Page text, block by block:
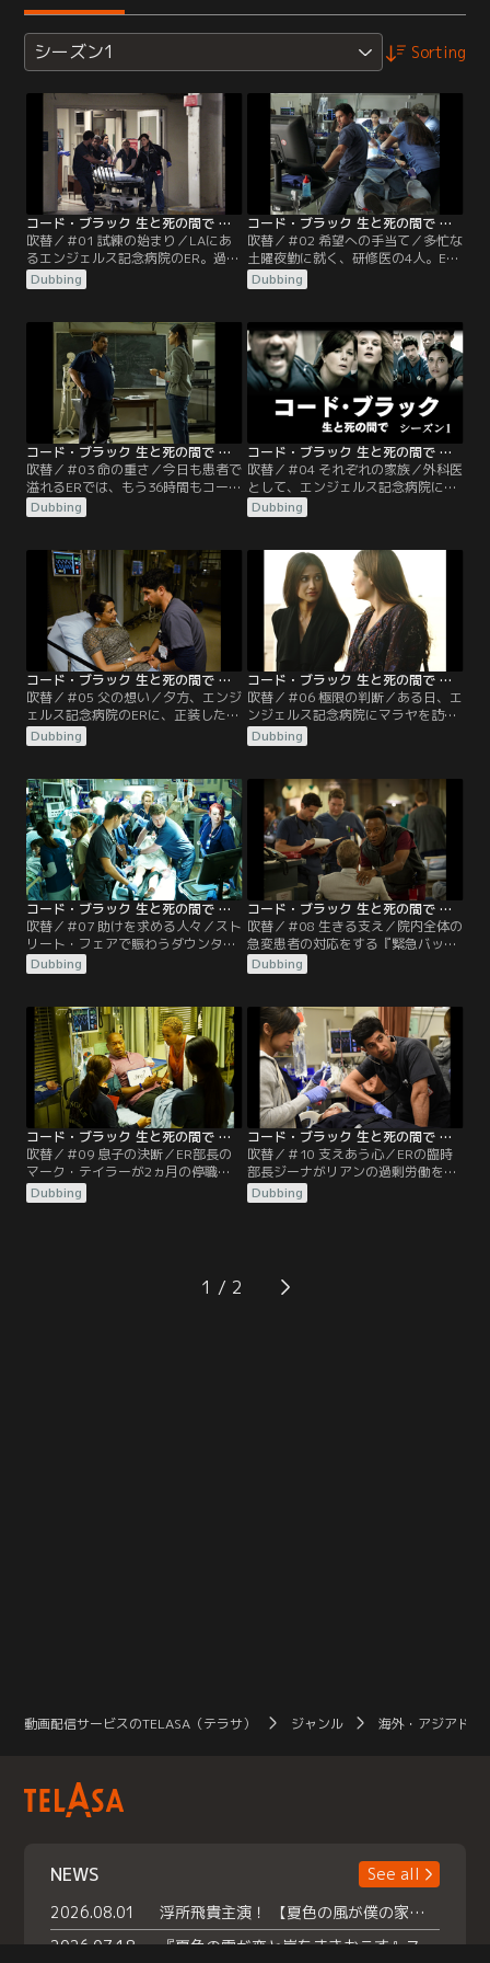
シーズン1 Sorting
コード・ブラック 生と死の間で シーズン1 第01話／吹替
吹替／＃01 試練の始まり／LAにあ
るエンジェルス記念病院のER。過酷
な救急医療現場に、研修医1年目の
新米医師たちがやって来る。研修医
瀕死の患者が到着する。
Dubbing
コード・ブラック 生と死の間で シーズン1 第02話／吹替
吹替／＃02 希望への手当て／多忙な
土曜夜勤に就く、研修医の4人。ER
には早速、車同士の事故で負傷し
た、それぞれの運転手が運ばれてく
うひとりは若い女性ローラ。
Dubbing
コード・ブラック 生と死の間で シーズン1 第03話／吹替
吹替／＃03 命の重さ／今日も患者で
溢れるERでは、もう36時間もコー
ド・ブラックが続いており、研修医
たちはシフトが終わっても帰れな
弟が運び込まれる。
Dubbing
コード・ブラック 生と死の間で シーズン1 第04話／吹替
吹替／＃04 それぞれの家族／外科医
として、エンジェルス記念病院に採
用されたガスリーの息子コール。初
日の院内見学に訪れているさなか、
った3人が運ばれてくる。
Dubbing
コード・ブラック 生と死の間で シーズン1 第05話／吹替
吹替／＃05 父の想い／夕方、エンジ
ェルス記念病院のERに、正装した高
齢の男性が呼吸困難を起こした妻を
運び込む。午後から少し調子が悪か
ほど前だという。
Dubbing
コード・ブラック 生と死の間で シーズン1 第06話／吹替
吹替／＃06 極限の判断／ある日、エ
ンジェルス記念病院にマラヤを訪ね
てきたカーラ。かつてマラヤの先輩
研修医であり、同性愛相手の恋人で
え、マラヤに診察を依頼。
Dubbing
コード・ブラック 生と死の間で シーズン1 第07話／吹替
吹替／＃07 助けを求める人々／スト
リート・フェアで賑わうダウンタウ
ンに車が突っ込み、多数の死傷者が
出た。その被害者が次々と運びこま
ちまちコード・ブラックに。
Dubbing
コード・ブラック 生と死の間で シーズン1 第08話／吹替
吹替／＃08 生きる支え／院内全体の
急変患者の対応をする『緊急バッグ
当番』に、クリスタがなった夜。ER
には、低体温症に陥った若い男女の
リで搬送されてくる。
Dubbing
コード・ブラック 生と死の間で シーズン1 第09話／吹替
吹替／＃09 息子の決断／ER部長の
マーク・テイラーが2ヵ月の停職処
分を受けることに。代理でやって来
たのはテイラーよりも随分若い女部
Dubbing
コード・ブラック 生と死の間で シーズン1 第10話／吹替
吹替／＃10 支えあう心／ERの臨時
部長ジーナがリアンの過剰労働を注
意している中、エンジェルス記念病
院には、不審な救急車が到着。ジェ
Dubbing
1
動画配信サービスのTELASA（テラサ） ジャンル 海外・アジアドラ
NEWS
See all
2026.08.01
浮所飛貴主演！ 【夏色の風が僕の家にやってきた】 本日よりテラサで独占配信スタート！
2026.07.18
『夏色の雲が恋と嵐をまきおこす』スペシャルメイキング 【Part1】2026年７月18日（土）23時30分～配信スタート！話題のシーンの裏側を大公開！豪華キャスト大集合！ 『武宮家 真夏の家族会議』開催！